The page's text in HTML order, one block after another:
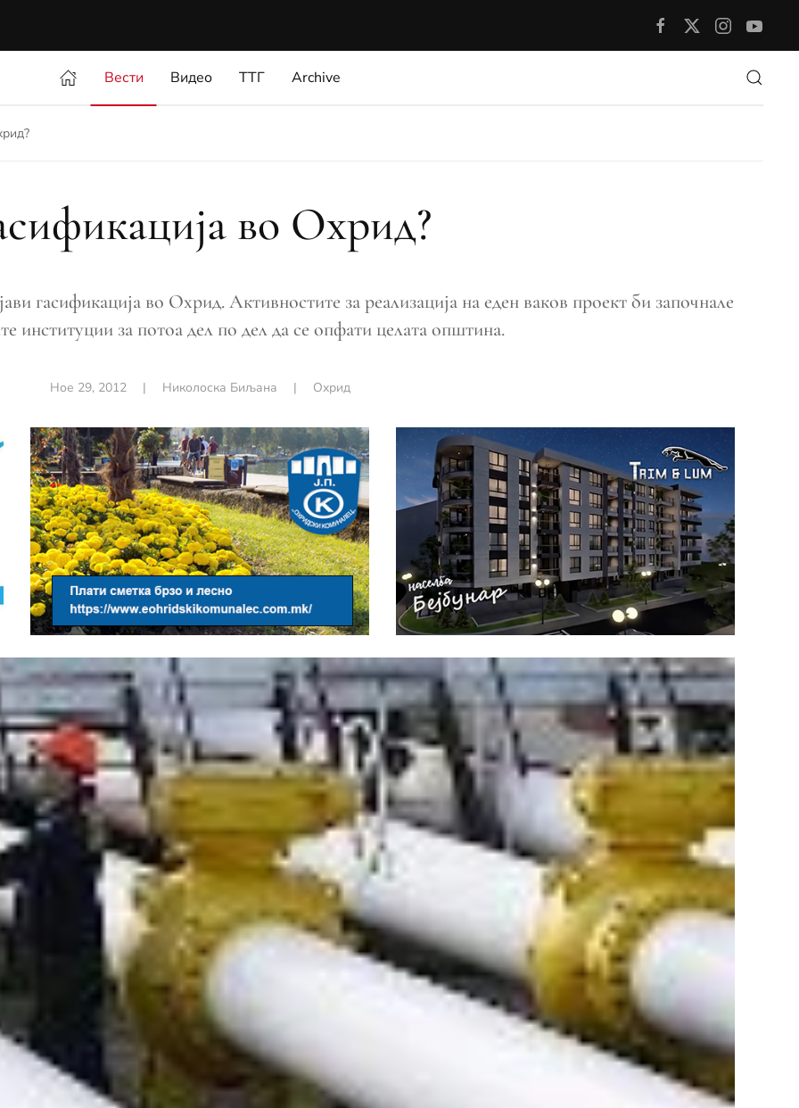
Вести Видео ТТГ Archive
во Охрид?
гасификација во Охрид. Активностите за реализација на еден ваков проект би започнале
институции за потоа дел по дел да се опфати целата општина.
Ное 29, 2012| Николоска Биљана | Охрид